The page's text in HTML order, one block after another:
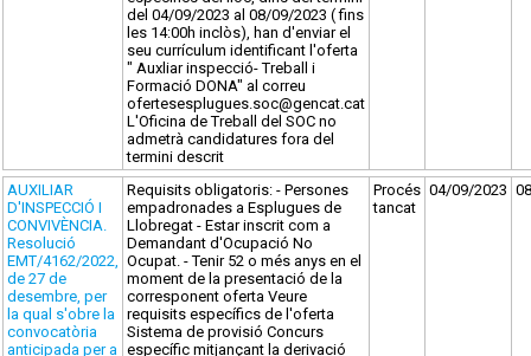
del 04/09/2023 al 08/09/2023 ( fins
les 14:00h inclòs), han d'enviar el
seu currículum identificant l'oferta
" Auxliar inspecció- Treball i
Formació DONA" al correu
ofertesesplugues.soc@gencat.cat
L'Oficina de Treball del SOC no
admetrà candidatures fora del
termini descrit
AUXILIAR
D'INSPECCIÓ I
CONVIVÈNCIA.
Resolució
EMT/4162/2022,
de 27 de
desembre, per
la qual s'obre la
convocatòria
anticipada per a
Requisits obligatoris: - Persones
empadronades a Esplugues de
Llobregat - Estar inscrit com a
Demandant d'Ocupació No
Ocupat. - Tenir 52 o més anys en el
moment de la presentació de la
corresponent oferta Veure
requisits específics de l'oferta
Sistema de provisió Concurs
específic mitjançant la derivació
Procés
tancat
04/09/2023